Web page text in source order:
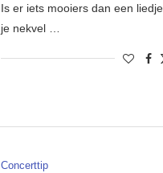
Is er iets mooiers dan een
je nekvel …
Concerttip